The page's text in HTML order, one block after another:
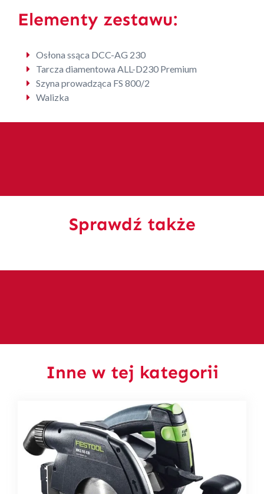
Elementy zestawu:
Osłona ssąca DCC-AG 230
Tarcza diamentowa ALL-D230 Premium
Szyna prowadząca FS 800/2
Walizka
Sprawdź także
Inne w tej kategorii